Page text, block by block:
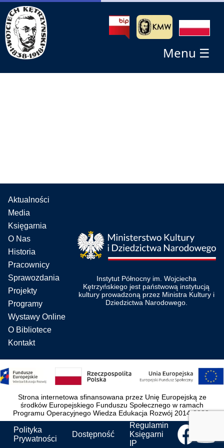
Menu ☰
Aktualności
Media
Księgarnia
O Nas
Historia
Pracownicy
Sprawozdania
Projekty
Programy
Wystawy Online
O Bibliotece
Kontakt
Instytut Północny im. Wojciecha
Kętrzyńskiego jest państwową instytucją
kultury prowadzoną przez Ministra Kultury i
Dziedzictwa Narodowego.
Strona internetowa sfinansowana przez Unię Europejską ze
środków Europejskiego Funduszu Społecznego w ramach
Programu Operacyjnego Wiedza Edukacja Rozwój 2014-2020.
Polityka
Prywatności
Dostępność
Regulamin
Księgarni
IP